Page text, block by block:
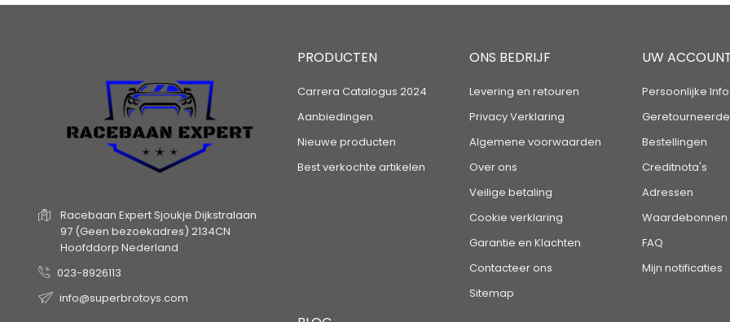
Racebaan Expert Sjoukje Dijkstralaan
97 (Geen bezoekadres) 2134CN
Hoofddorp Nederland
023-8926113
info@superbrotoys.com
PRODUCTEN
Carrera Catalogus 2024
Aanbiedingen
Nieuwe producten
Best verkochte artikelen
ONS BEDRIJF
Levering en retouren
Privacy Verklaring
Algemene voorwaarden
Over ons
Veilige betaling
Cookie verklaring
Garantie en Klachten
Contacteer ons
Sitemap
UW
Persoonlijke Info
Bestellingen
Creditnota's
Adressen
Waardebonnen
FAQ
Mijn notificaties